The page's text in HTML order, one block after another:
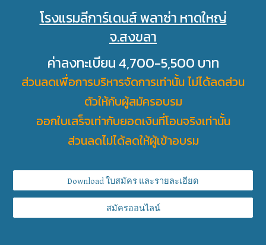
โรงแรมลีการ์เดนส์ พลาซ่า หาดใหญ่
จ.สงขลา
ค่าลงทะเบียน 4,700-5,500 บาท
ส่วนลดเพื่อการบริหารจัดการเท่านั้น ไม่ได้ลดส่วน
ตัวให้กับผู้สมัครอบรม
ออกใบเสร็จเท่ากับยอดเงินที่โอนจริงเท่านั้น
ส่วนลดไม่ได้ลดให้ผู้เข้าอบรม
Download ใบสมัคร และรายละเอียด
สมัครออนไลน์